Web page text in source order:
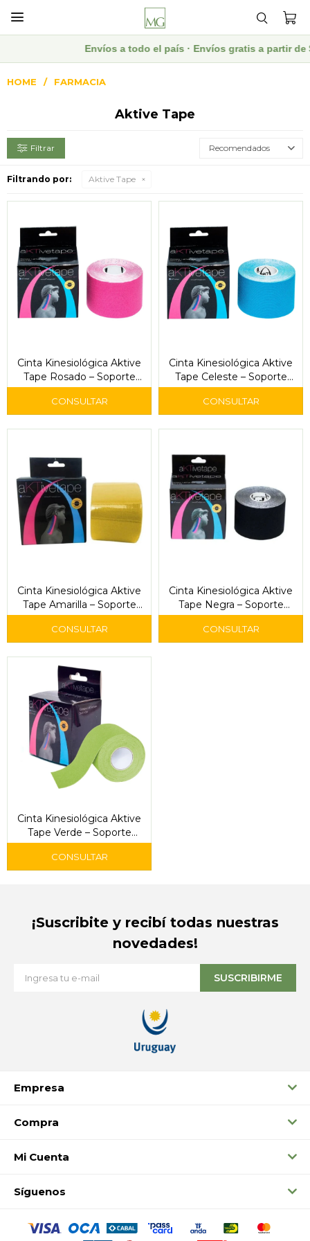

Envíos a todo el país · Envíos gratis a partir de
HOME FARMACIA
Aktive Tape
Recomendados
Filtrando por: Aktive Tape
Cinta Kinesiológica Aktive
Tape Rosado – Soporte
Muscular y Alivio del Dolor
Cinta Kinesiológica Aktive
Tape Celeste – Soporte
Muscular y Alivio del Dolor
Cinta Kinesiológica Aktive
Tape Amarilla – Soporte
Muscular y Alivio del Dolor
Cinta Kinesiológica Aktive
Tape Negra – Soporte
Muscular y Alivio del Dolor
Cinta Kinesiológica Aktive
Tape Verde – Soporte
Muscular y Alivio del Dolor
Empresa
Compra
Mi Cuenta
Síguenos
¡Suscribite y recibí todas nuestras
novedades!
SUSCRIBIRME